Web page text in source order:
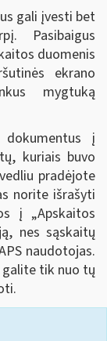
gali įvesti bet
Pasibaigus
duomenis
ekrano
mygtuką
į
kuriais buvo
pradėjote
norite išrašyti
į „Apskaitos
nes sąskaitų
naudotojas.
tik nuo tų